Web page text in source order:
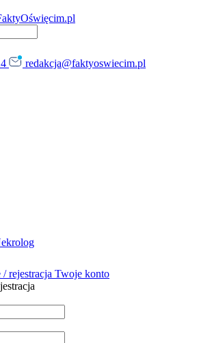
redakcja@faktyoswiecim.pl
rejestracja Twoje konto